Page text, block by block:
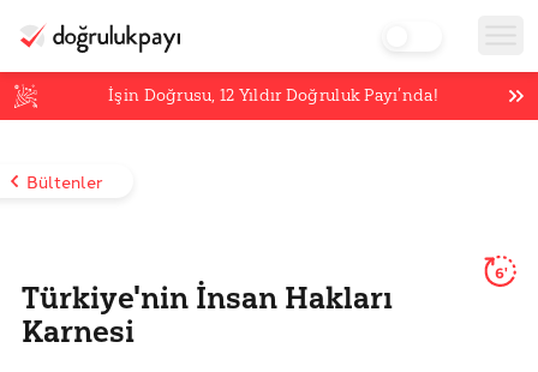
İşin Doğrusu,12 Yıldır Doğruluk Payı’nda!
Bültenler
Türkiye'nin İnsan Hakları
Karnesi
6'